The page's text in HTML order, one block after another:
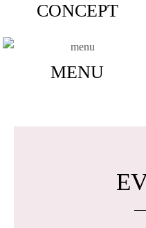
CONCEPT
MENU